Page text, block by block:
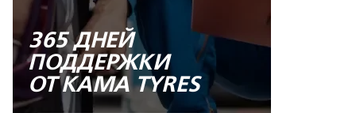
365 ДНЕЙ
ПОДДЕРЖКИ
ОТ KAMA TYRES